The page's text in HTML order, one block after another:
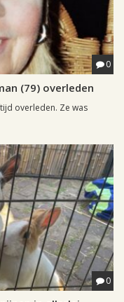
0
(79) overleden
overleden. Ze was
0